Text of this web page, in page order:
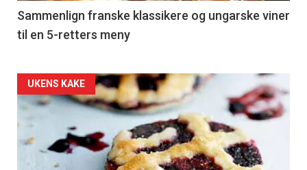
5
Sammenlign franske klassikere og ungarske viner
til en 5-retters meny
Forsiden
akkurat
nå
UKENS KAKE